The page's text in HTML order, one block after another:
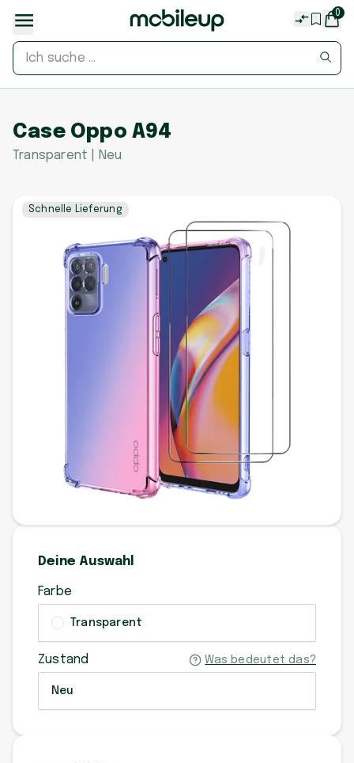
0
Case Oppo A94
Transparent | Neu
Schnelle Lieferung
Deine Auswahl
Farbe
Transparent
Zustand Was bedeutet das?
Neu